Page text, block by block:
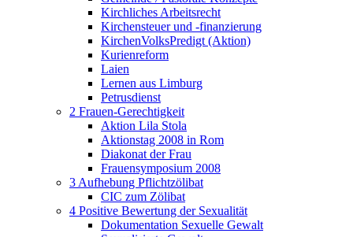
Kirchliches Arbeitsrecht
Kirchensteuer und -finanzierung
KirchenVolksPredigt (Aktion)
Kurienreform
Laien
Lernen aus Limburg
Petrusdienst
2 Frauen-Gerechtigkeit
Aktion Lila Stola
Aktionstag 2008 in Rom
Diakonat der Frau
Frauensymposium 2008
3 Aufhebung Pflichtzölibat
CIC zum Zölibat
4 Positive Bewertung der Sexualität
Dokumentation Sexuelle Gewalt